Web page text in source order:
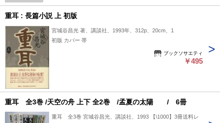
重耳 : 長篇小説 上 初版
宮城谷昌光 著、講談社、1993年、312p、20cm、1
初版 カバー 帯
ブックソサエティ
￥495
重耳 全3巻 /天空の舟 上下 全2巻 /孟夏の太陽 / 6冊
重耳 全3巻 宮城谷昌光、講談社、1993 【\1000】3冊送料レ